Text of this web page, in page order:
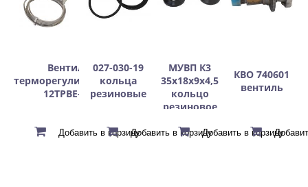
Вентиль
терморегулирующий
12ТРВЕ-1.6
027-030-19
кольца
резиновые
МУВП К3
35х18х9х4,5
кольцо
резиновое
КВО 740601
вентиль